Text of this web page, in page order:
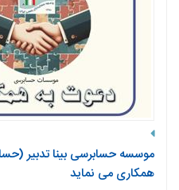
موسسه حسابرسی بینا تدبیر
همکاری می نماید